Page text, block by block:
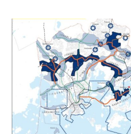
NÄKYY
TOTEUTTAMISOHJELMASSA